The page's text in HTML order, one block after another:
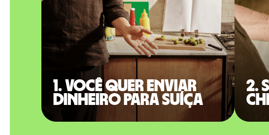
1. Você quer enviar
dinheiro para Suíça
2.